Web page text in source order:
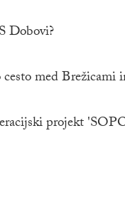
Dobovi?
med Brežicami
projekt